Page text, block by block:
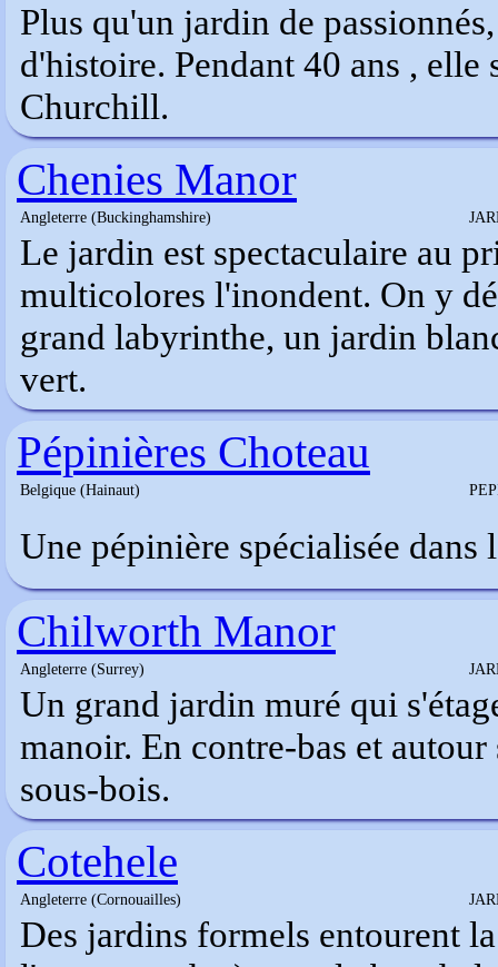
Plus qu'un jardin de
d'histoire. Pendant 40 ans , elle
Churchill.
Chenies Manor
Angleterre (Buckinghamshire)
Le jardin est spectaculaire au
multicolores l'inondent. On y
grand labyrinthe, un jardin
vert.
Pépinières Choteau
Belgique (Hainaut)
Une pépinière spécialisée dans
Chilworth Manor
Angleterre (Surrey)
Un grand jardin muré qui
manoir. En contre-bas et
sous-bois.
Cotehele
Angleterre (Cornouailles)
Des jardins formels entourent